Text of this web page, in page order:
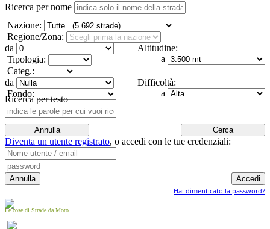
Ricerca per nome
Nazione:
Regione/Zona:
Altitudine:
da
a
Tipologia:
Categ.:
Difficoltà:
da
a
Fondo:
Ricerca per testo
Diventa un utente registrato, o accedi con le tue credenziali:
Hai dimenticato la password?
Le cose di Strade da Moto